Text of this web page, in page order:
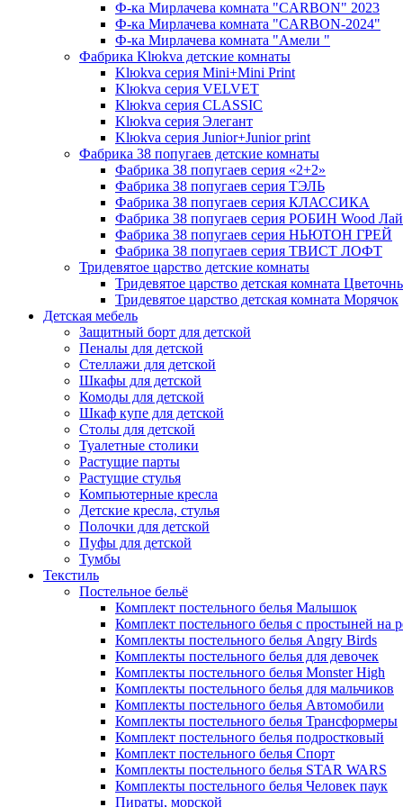
Ф-ка Мирлачева комната "CARBON" 2023
Ф-ка Мирлачева комната "CARBON-2024"
Ф-ка Мирлачева комната "Амели "
Фабрика Klюkva детские комнаты
Klюkva серия Mini+Mini Print
Klюkva серия VELVET
Klюkva серия CLASSIC
Klюkva серия Элегант
Klюkva серия Junior+Junior print
Фабрика 38 попугаев детские комнаты
Фабрика 38 попугаев серия «2+2»
Фабрика 38 попугаев серия ТЭЛЬ
Фабрика 38 попугаев серия КЛАССИКА
Фабрика 38 попугаев серия РОБИН Wood
Фабрика 38 попугаев серия НЬЮТОН ГРЕЙ
Фабрика 38 попугаев серия ТВИСТ ЛОФТ
Тридевятое царство детские комнаты
Тридевятое царство детская комната
Тридевятое царство детская комната Морячок
Детская мебель
Защитный борт для детской
Пеналы для детской
Стеллажи для детской
Шкафы для детской
Комоды для детской
Шкаф купе для детской
Столы для детской
Туалетные столики
Растущие парты
Растущие стулья
Компьютерные кресла
Детские кресла, стулья
Полочки для детской
Пуфы для детской
Тумбы
Текстиль
Постельное бельё
Комплект постельного белья Малышок
Комплект постельного белья с простыней на
Комплекты постельного белья Angry Birds
Комплекты постельного белья для девочек
Комплекты постельного белья Monster High
Комплекты постельного белья для мальчиков
Комплекты постельного белья Автомобили
Комплекты постельного белья Трансформеры
Комплект постельного белья подростковый
Комплект постельного белья Спорт
Комплекты постельного белья STAR WARS
Комплекты постельного белья Человек паук
Пираты, морской